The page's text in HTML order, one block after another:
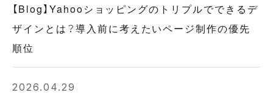
【Blog】Yahooショッピングのトリプルでできるデ
ザインとは？導入前に考えたいページ制作の優先
順位
2026.04.29